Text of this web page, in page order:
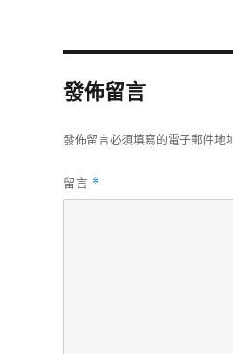
發佈留言
發佈留言必須填寫的電子郵件地
留言 *